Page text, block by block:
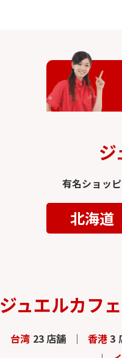
有名ショッ
北海道
ジュエルカフ
台湾 23 店舗 香港3